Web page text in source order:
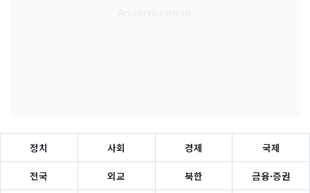
정치 사회 경제 국제
전국 외교 북한 금융·증권